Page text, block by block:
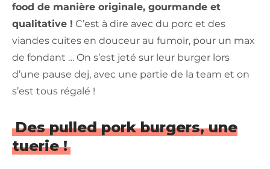
food de manière originale, gourmande et
qualitative ! C’est à dire avec du porc et des
viandes cuites en douceur au fumoir, pour un max
de fondant … On s’est jeté sur leur burger lors
d’une pause dej, avec une partie de la team et on
s’est tous régalé !
Des pulled pork burgers, une
tuerie !